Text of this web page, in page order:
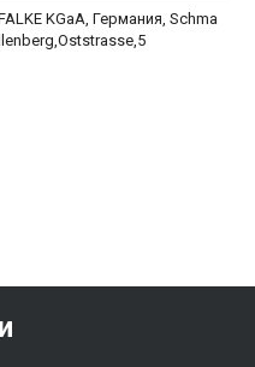
KGaA, Германия, Schma
llenberg,Oststrasse,5